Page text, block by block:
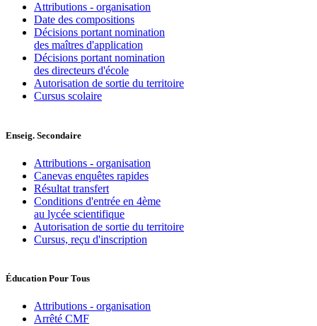
Attributions - organisation
Date des compositions
Décisions portant nomination
des maîtres d'application
Décisions portant nomination
des directeurs d'école
Autorisation de sortie du territoire
Cursus scolaire
Enseig. Secondaire
Attributions - organisation
Canevas enquêtes rapides
Résultat transfert
Conditions d'entrée en 4ème
au lycée scientifique
Autorisation de sortie du territoire
Cursus, reçu d'inscription
Éducation Pour Tous
Attributions - organisation
Arrêté CMF